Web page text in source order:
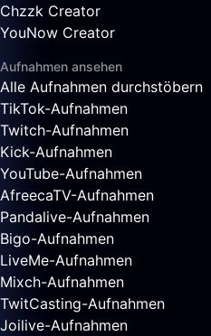
Chzzk Creator
YouNow Creator
Aufnahmen ansehen
Alle Aufnahmen durchstöbern
TikTok-Aufnahmen
Twitch-Aufnahmen
Kick-Aufnahmen
YouTube-Aufnahmen
AfreecaTV-Aufnahmen
Pandalive-Aufnahmen
Bigo-Aufnahmen
LiveMe-Aufnahmen
Mixch-Aufnahmen
TwitCasting-Aufnahmen
Joilive-Aufnahmen